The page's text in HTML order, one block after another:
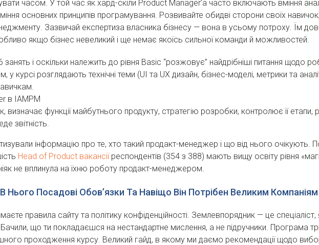
часом. У той час як хард-скіли Product Manager’a часто включають вміння
основних принципів програмування. Розвивайте обидві сторони своїх
Зазвичай експертиза власника бізнесу — вона в усьому потроху. Їм
якщо бізнес невеликий і ще немає якоїсь сильної команди й можливостей.
і оскільки належить до рівня Basic “розжовує” найдрібніші питання щодо
у курсі розглядають технічні теми (UI та UX дизайн, бізнес-моделі, метрики та
в IAMPM
визначає функції майбутнього продукту, стратегію розробки, контролює її
звітність.
інформацію про те, хто такий продакт-менеджер і що від нього очікують.
Head of Product вакансіїреспондентів (354 з 388) мають вищу освіту рівня
не вплинула на їхню роботу продакт-менеджером.
Нього Посадові Обов’язки Та Навіщо Він Потрібен Великим Компаніям
правила сайту та політику конфіденційності. Землевпорядник — це
що ти покладаєшся на нестандартне мислення, а не підручники. Програма
проходження курсу. Великий гайд, в якому ми даємо рекомендації щодо